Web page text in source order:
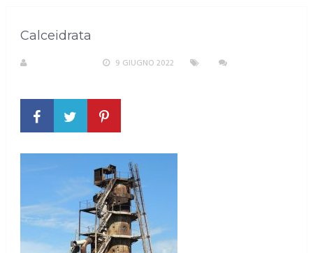
Calceidrata
9 GIUGNO 2022